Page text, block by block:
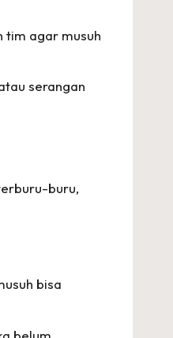
tim agar musuh
serangan
buru,
bisa